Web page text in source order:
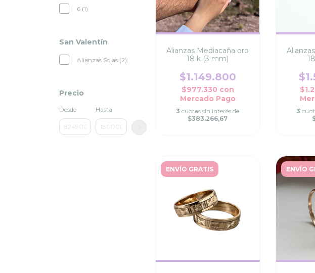
6 (1)
San Valentín
Alianzas Solas (2)
Precio
Desde Hasta
Alianzas Mediacaña oro
18 k (3 mm)
$1.149.800
$977.330 con
Mercado Pago
3 cuotas sin interés de
$383.266,67
3
ENVÍO GRATIS ENVÍO